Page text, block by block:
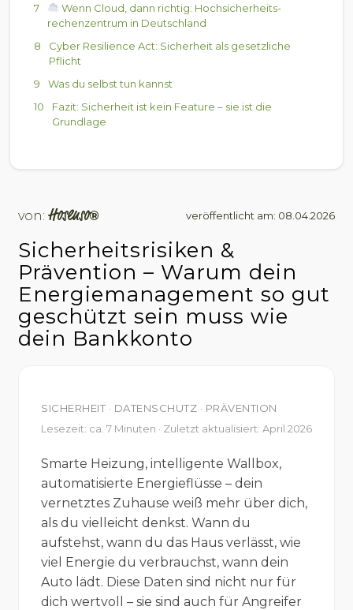
Wenn Cloud, dann richtig: Hochsicherheits-
rechenzentrum in Deutschland
Cyber Resilience Act: Sicherheit als gesetzliche
Pflicht
Was du selbst tun kannst
Fazit: Sicherheit ist kein Feature – sie ist die
Grundlage
von: Hosenso® veröffentlicht am: 08.04.2026
Sicherheitsrisiken &
Prävention – Warum dein
Energiemanagement so gut
geschützt sein muss wie
dein Bankkonto
SICHERHEIT · DATENSCHUTZ · PRÄVENTION
Lesezeit: ca. 7 Minuten · Zuletzt aktualisiert: April 2026
Smarte Heizung, intelligente Wallbox,
automatisierte Energieflüsse – dein
vernetztes Zuhause weiß mehr über dich,
als du vielleicht denkst. Wann du
aufstehst, wann du das Haus verlässt, wie
viel Energie du verbrauchst, wann dein
Auto lädt. Diese Daten sind nicht nur für
dich wertvoll – sie sind auch für Angreifer